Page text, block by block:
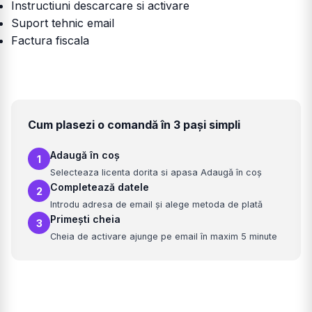
Instructiuni descarcare si activare
Suport tehnic email
Factura fiscala
Cum plasezi o comandă în 3 pași simpli
1 Adaugă în coș
Selecteaza licenta dorita si apasa Adaugă în coș
2 Completează datele
Introdu adresa de email și alege metoda de plată
3 Primești cheia
Cheia de activare ajunge pe email în maxim 5 minute